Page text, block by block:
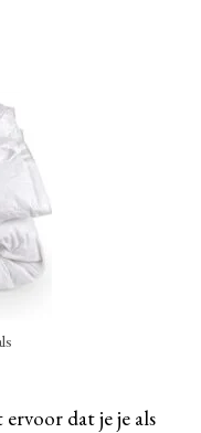
dat je je als